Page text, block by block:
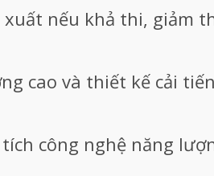
nếu khả thi, giảm
cao và thiết kế cải
công nghệ năng